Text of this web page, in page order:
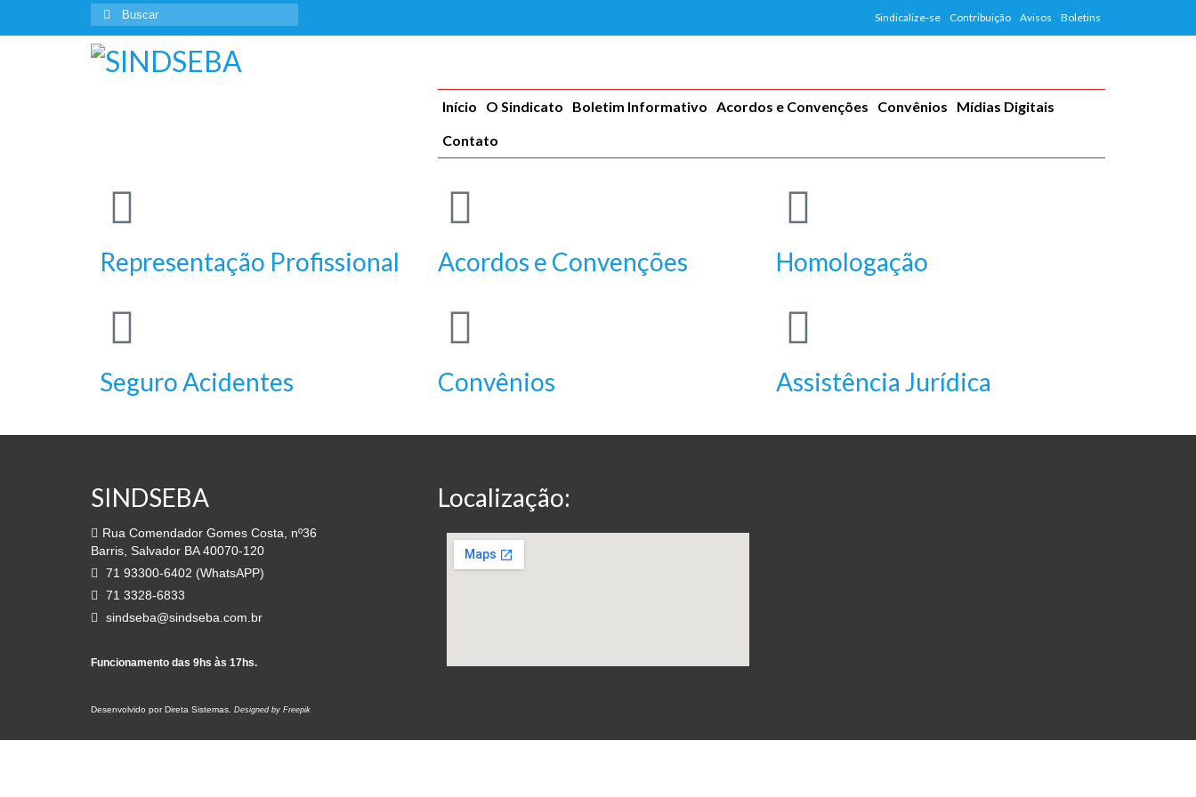
Sindicalize-se Contribuição Avisos Boletins
Início O Sindicato Boletim Informativo Acordos e Convenções Convênios
Mídias Digitais
Contato
Representação Profissional Acordos e Convenções Homologação
Seguro Acidentes Convênios Assistência Jurídica
SINDSEBA
Rua Comendador Gomes Costa, nº36
Barris, Salvador BA 40070-120
71 93300-6402 (WhatsAPP)
71 3328-6833
sindseba@sindseba.com.br
Funcionamento das 9hs às 17hs.
Localização:
Desenvolvido porDireta Sistemas Designed by Freepik